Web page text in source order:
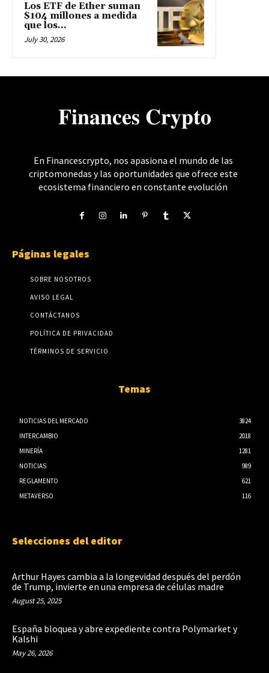
Los ETF de Ether suman
$104 millones a medida
que los...
July 30, 2026
𝐅𝐢𝐧𝐚𝐧𝐜𝐞𝐬 𝐂𝐫𝐲𝐩𝐭𝐨
En Financescrypto, nos apasiona el mundo de las
criptomonedas y las oportunidades que ofrece este
ecosistema financiero en constante evolución
Páginas legales
SOBRE NOSOTROS
AVISO LEGAL
CONTÁCTANOS
POLÍTICA DE PRIVACIDAD
TÉRMINOS DE SERVICIO
Temas
NOTICIAS DEL MERCADO
3824
INTERCAMBIO
2018
MINERÍA
1281
NOTICIAS
989
REGLAMENTO
621
METAVERSO
116
Selecciones del editor
Arthur Hayes cambia a la longevidad después del perdón
de Trump, invierte en una empresa de células madre
August 25, 2025
España bloquea y abre expediente contra Polymarket y
Kalshi
May 26, 2026